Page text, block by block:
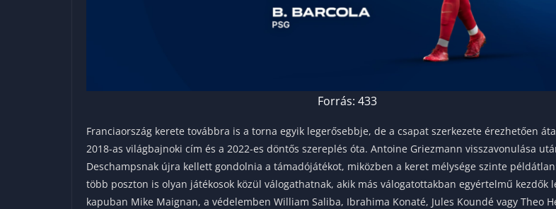
Forrás: 433
Franciaország kerete továbbra is a torna egyik legerősebbje, de a csapat szerkezete érezhetően
2018-as világbajnoki cím és a 2022-es döntős szereplés óta. Antoine Griezmann visszavonulása
Deschampsnak újra kellett gondolnia a támadójátékot, miközben a keret mélysége szinte
több poszton is olyan játékosok közül válogathatnak, akik más válogatottakban egyértelmű kezdők
kapuban Mike Maignan, a védelemben William Saliba, Ibrahima Konaté, Jules Koundé vagy Theo